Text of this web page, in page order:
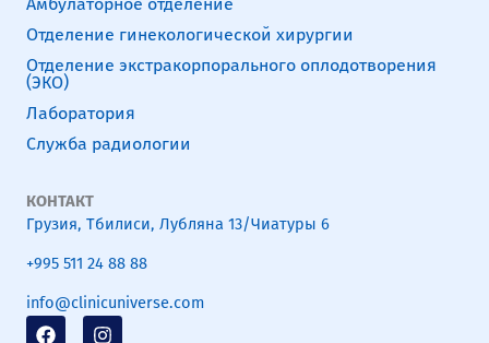
Отделение гинекологической хирургии
Отделение экстракорпорального оплодотворения
(ЭКО)
Лаборатория
Служба радиологии
КОНТАКТ
Грузия, Тбилиси, Лубляна 13/Чиатуры 6
+995 511 24 88 88
info@clinicuniverse.com
F
I